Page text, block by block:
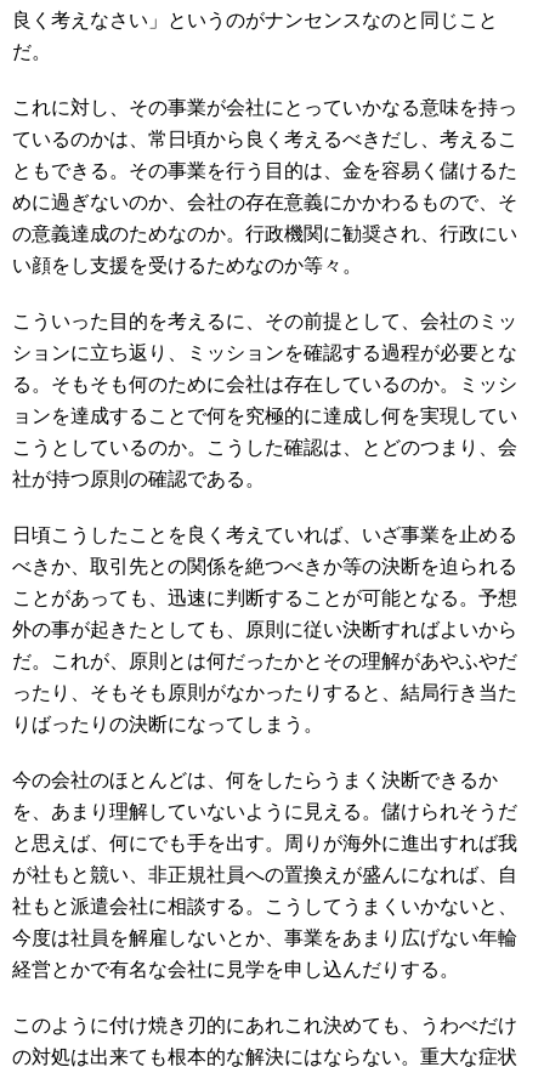
良く考えなさい」というのがナンセンスなのと同じこと
だ。
これに対し、その事業が会社にとっていかなる意味を持っ
ているのかは、常日頃から良く考えるべきだし、考えるこ
ともできる。その事業を行う目的は、金を容易く儲けるた
めに過ぎないのか、会社の存在意義にかかわるもので、そ
の意義達成のためなのか。行政機関に勧奨され、行政にい
い顔をし支援を受けるためなのか等々。
こういった目的を考えるに、その前提として、会社のミッ
ションに立ち返り、ミッションを確認する過程が必要とな
る。そもそも何のために会社は存在しているのか。ミッシ
ョンを達成することで何を究極的に達成し何を実現してい
こうとしているのか。こうした確認は、とどのつまり、会
社が持つ原則の確認である。
日頃こうしたことを良く考えていれば、いざ事業を止める
べきか、取引先との関係を絶つべきか等の決断を迫られる
ことがあっても、迅速に判断することが可能となる。予想
外の事が起きたとしても、原則に従い決断すればよいから
だ。これが、原則とは何だったかとその理解があやふやだ
ったり、そもそも原則がなかったりすると、結局行き当た
りばったりの決断になってしまう。
今の会社のほとんどは、何をしたらうまく決断できるか
を、あまり理解していないように見える。儲けられそうだ
と思えば、何にでも手を出す。周りが海外に進出すれば我
が社もと競い、非正規社員への置換えが盛んになれば、自
社もと派遣会社に相談する。こうしてうまくいかないと、
今度は社員を解雇しないとか、事業をあまり広げない年輪
経営とかで有名な会社に見学を申し込んだりする。
このように付け焼き刃的にあれこれ決めても、うわべだけ
の対処は出来ても根本的な解決にはならない。重大な症状